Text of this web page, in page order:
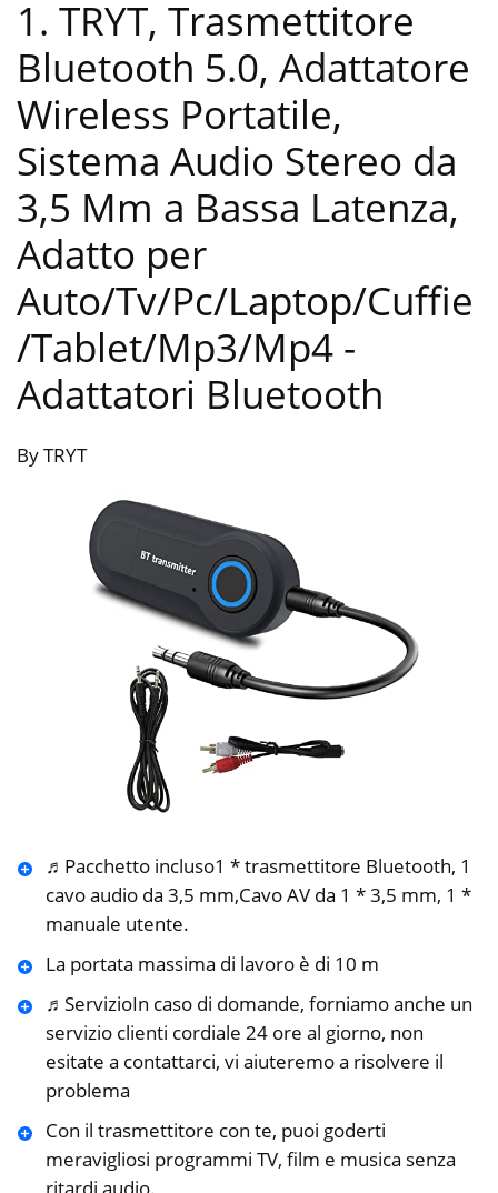
1. TRYT, Trasmettitore
Bluetooth 5.0, Adattatore
Wireless Portatile,
Sistema Audio Stereo da
3,5 Mm a Bassa Latenza,
Adatto per
Auto/Tv/Pc/Laptop/Cuffie
/Tablet/Mp3/Mp4 -
Adattatori Bluetooth
By TRYT
♬Pacchetto incluso1 * trasmettitore Bluetooth, 1
cavo audio da 3,5 mm,Cavo AV da 1 * 3,5 mm, 1 *
manuale utente.
La portata massima di lavoro è di 10 m
♬ServizioIn caso di domande, forniamo anche un
servizio clienti cordiale 24 ore al giorno, non
esitate a contattarci, vi aiuteremo a risolvere il
problema
Con il trasmettitore con te, puoi goderti
meravigliosi programmi TV, film e musica senza